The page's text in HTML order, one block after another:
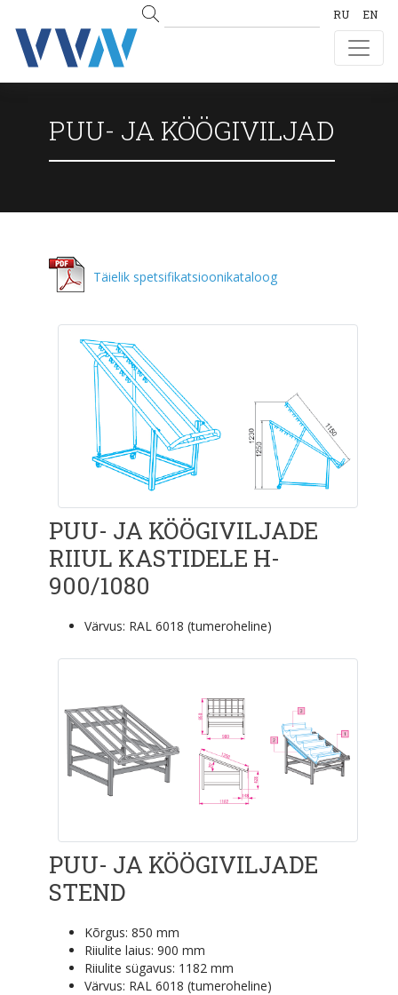
RU EN
PUU- JA KÖÖGIVILJAD
Täielik spetsifikatsioonikataloog
PUU- JA KÖÖGIVILJADE
RIIUL KASTIDELE H-
900/1080
Värvus: RAL 6018 (tumeroheline)
PUU- JA KÖÖGIVILJADE
STEND
Kõrgus: 850 mm
Riiulite laius: 900 mm
Riiulite sügavus: 1182 mm
Värvus: RAL 6018 (tumeroheline)